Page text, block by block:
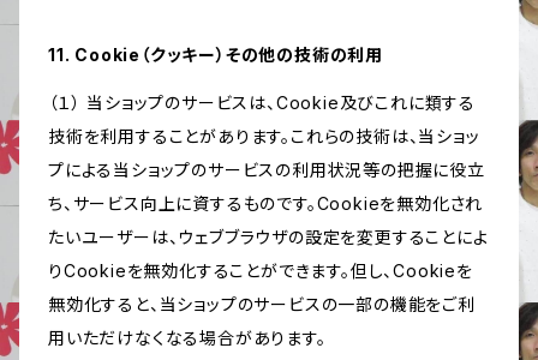
11. Cookie（クッキー）その他の技術の利用
（１） 当ショップのサービスは、Cookie及びこれに類する
技術を利用することがあります。これらの技術は、当ショッ
プによる当ショップのサービスの利用状況等の把握に役立
ち、サービス向上に資するものです。Cookieを無効化され
たいユーザーは、ウェブブラウザの設定を変更することによ
りCookieを無効化することができます。但し、Cookieを
無効化すると、当ショップのサービスの一部の機能をご利
用いただけなくなる場合があります。